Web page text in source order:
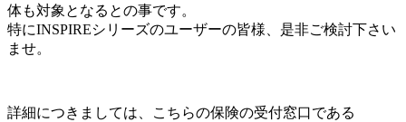
体も対象となるとの事です。
特にINSPIREシリーズのユーザーの皆様、是非ご検討下さい
ませ。
詳細につきましては、こちらの保険の受付窓口である